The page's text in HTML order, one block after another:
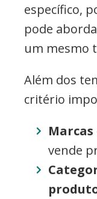
específico,
pode
um mesmo
Além dos
critério
Marcas
vende